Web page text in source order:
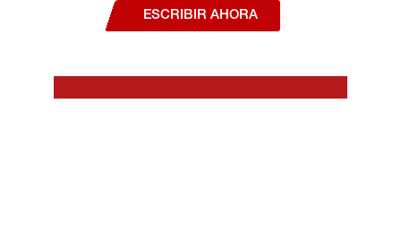
ESCRIBIR AHORA